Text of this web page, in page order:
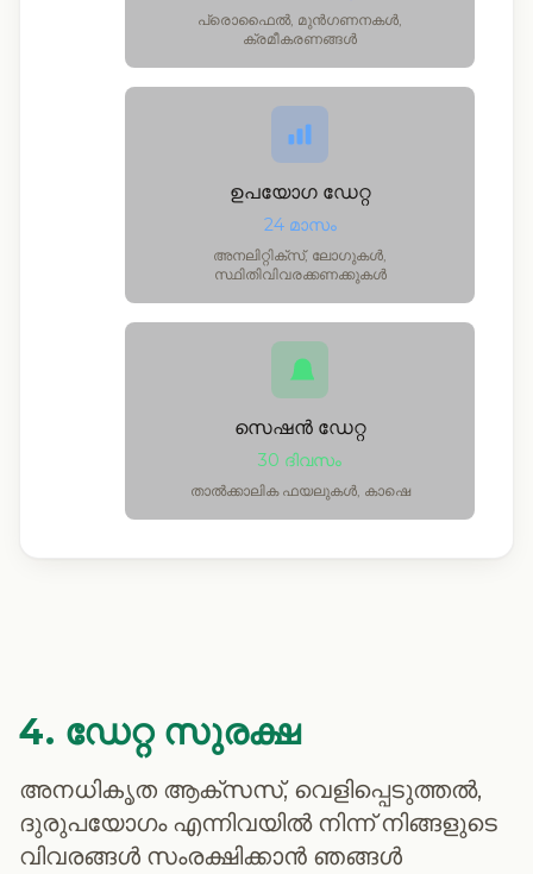
പ്രൊഫൈൽ, മുൻഗണനകൾ,
ക്രമീകരണങ്ങൾ
ഉപയോഗ ഡേറ്റ
24 മാസം
അനലിറ്റിക്സ്, ലോഗുകൾ,
സ്ഥിതിവിവരക്കണക്കുകൾ
സെഷൻ ഡേറ്റ
30 ദിവസം
താൽക്കാലിക ഫയലുകൾ, കാഷെ
4. ഡേറ്റ സുരക്ഷ
അനധികൃത ആക്സസ്, വെളിപ്പെടുത്തൽ,
ദുരുപയോഗം എന്നിവയിൽ നിന്ന് നിങ്ങളുടെ
വിവരങ്ങൾ സംരക്ഷിക്കാൻ ഞങ്ങൾ